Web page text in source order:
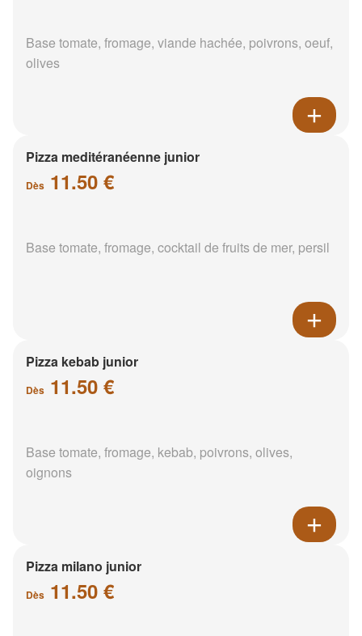
Base tomate, fromage, viande hachée, poivrons, oeuf,
olives
Pizza meditéranéenne junior
Dès 11.50 €
Base tomate, fromage, cocktail de fruits de mer, persil
Pizza kebab junior
Dès 11.50 €
Base tomate, fromage, kebab, poivrons, olives,
oignons
Pizza milano junior
Dès 11.50 €